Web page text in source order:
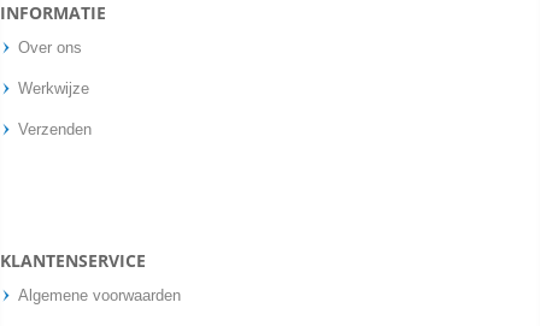
INFORMATIE
Over ons
Werkwijze
Verzenden
KLANTENSERVICE
Algemene voorwaarden